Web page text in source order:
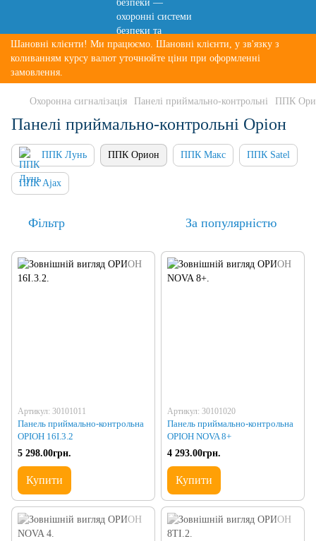
Шановні клієнти! Ми працюємо. Шановні клієнти, у зв'язку з
коливанням курсу валют уточнюйте ціни при оформленні
замовлення.
Охоронна сигналізація Панелі приймально-контрольні ППК
Панелі приймально-контрольні Оріон
ППК Лунь ППК Орион ППК Макс ППК Satel
ППК Ajax
Фільтр За популярністю
Артикул: 30101011
Панель приймально-контрольна
ОРІОН 16I.3.2
5 298.00грн.
Купити
Артикул: 30101020
Панель приймально-контрольна
ОРІОН NOVA 8+
4 293.00грн.
Купити